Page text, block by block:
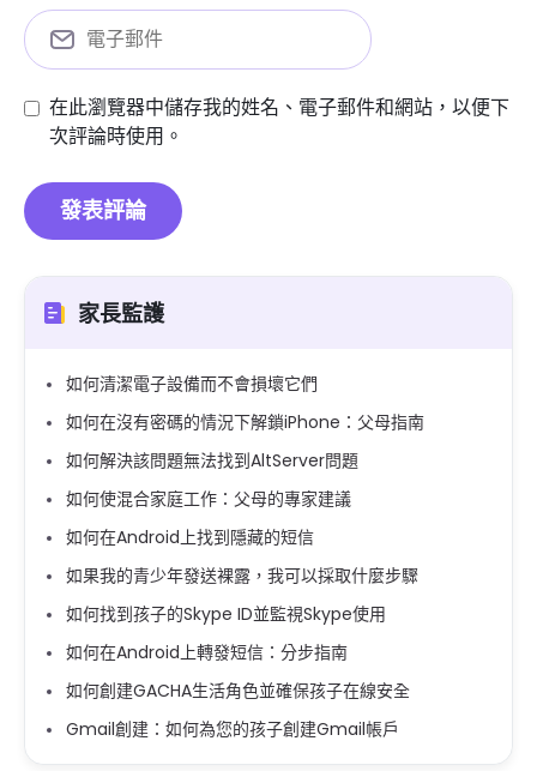
在此瀏覽器中儲存我的姓名、電子郵件和網站，以便下
次評論時使用。
家長監護
如何清潔電子設備而不會損壞它們
如何在沒有密碼的情況下解鎖iPhone：父母指南
如何解決該問題無法找到AltServer問題
如何使混合家庭工作：父母的專家建議
如何在Android上找到隱藏的短信
如果我的青少年發送裸露，我可以採取什麼步驟
如何找到孩子的Skype ID並監視Skype使用
如何在Android上轉發短信：分步指南
如何創建GACHA生活角色並確保孩子在線安全
Gmail創建：如何為您的孩子創建Gmail帳戶